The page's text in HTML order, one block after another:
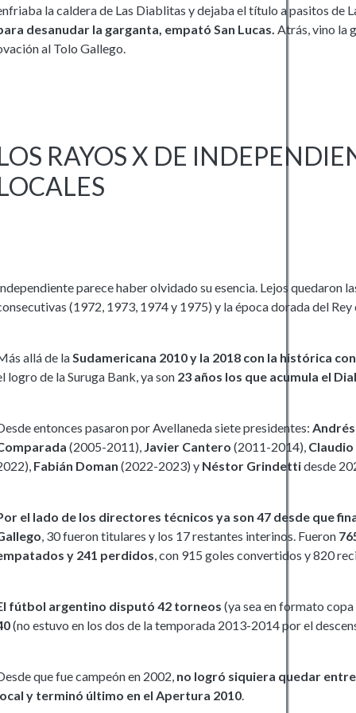
la caldera de Las Diablitas y dejaba el título a pasitos de
desanudar la garganta, empató San Lucas. Atrás, vino la
al Tolo Gallego.
RAYOS X DE
parece haber olvidado su esencia. Lejos quedaron
(1972, 1973, 1974 y 1975) y la época dorada del Rey
allá de laSudamericana 2010 y la 2018 con la histórica
logro de la Suruga Bank, ya son 23 años los que acumula el
entonces pasaron por Avellaneda siete presidentes:
(2005-2011), Javier Cantero (2011-2014),
Fabián Doman (2022-2023) y Néstor Grindettidesde
el lado de los directores técnicos ya son 47 desde que
, 30 fueron titulares y los 17 restantes interinos. Fueron
y 241 perdidos, con 915 goles convertidos y 820
fútbol argentino disputó 42 torneos (ya sea en formato
(no estuvo en los dos de la temporada 2013-2014 por el
que fue campeón en 2002, no logró siquiera quedar
y terminó último en el Apertura 2010.